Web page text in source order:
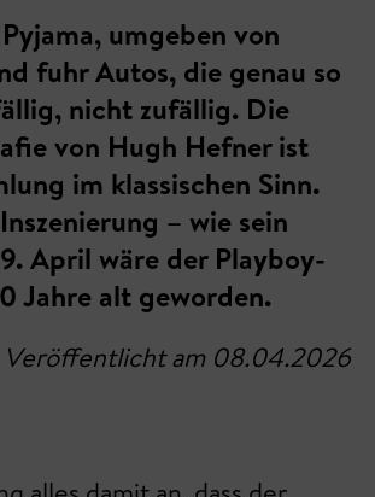
umgeben von
fuhr Autos, die genau so
nicht zufällig. Die
von Hugh Hefner ist
im klassischen Sinn.
– wie sein
April wäre der Playboy-
Jahre alt geworden.
Veröffentlicht am 08.04.2026